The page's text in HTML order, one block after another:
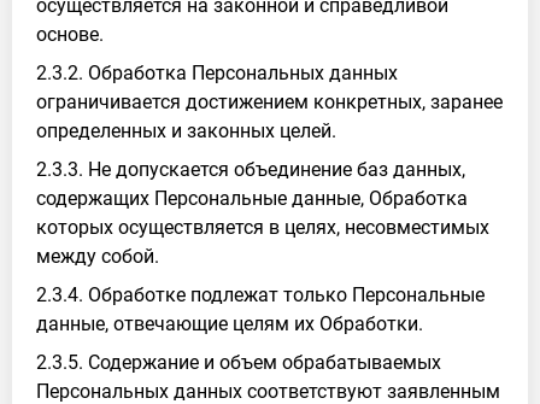
осуществляется на законной и справедливой
основе.
2.3.2. Обработка Персональных данных
ограничивается достижением конкретных, заранее
определенных и законных целей.
2.3.3. Не допускается объединение баз данных,
содержащих Персональные данные, Обработка
которых осуществляется в целях, несовместимых
между собой.
2.3.4. Обработке подлежат только Персональные
данные, отвечающие целям их Обработки.
2.3.5. Содержание и объем обрабатываемых
Персональных данных соответствуют заявленным